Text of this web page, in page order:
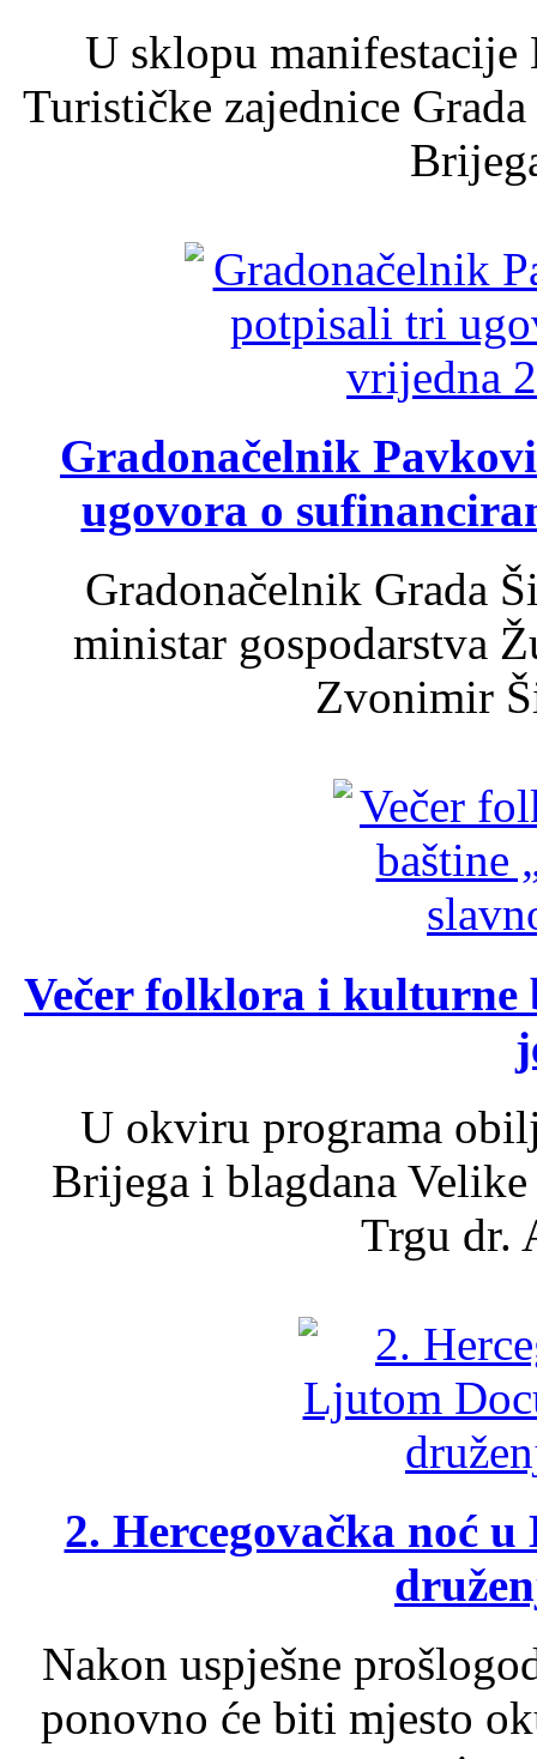
U sklopu
Turističke zajednice
Gradonačelnik
ugovora o
Gradonačelnik Grada
ministar gospodarstva
Zvonimir
Večer folklora i kulturne
U okviru programa
Brijega i blagdana
Trgu dr.
2. Hercegovačka noć
Nakon uspješne
ponovno će biti mjesto